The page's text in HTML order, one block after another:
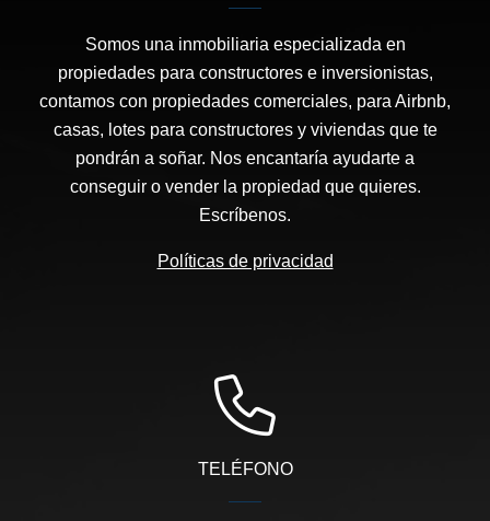
Somos una inmobiliaria especializada en
propiedades para constructores e inversionistas,
contamos con propiedades comerciales, para Airbnb,
casas, lotes para constructores y viviendas que te
pondrán a soñar. Nos encantaría ayudarte a
conseguir o vender la propiedad que quieres.
Escríbenos.
Políticas de privacidad
TELÉFONO